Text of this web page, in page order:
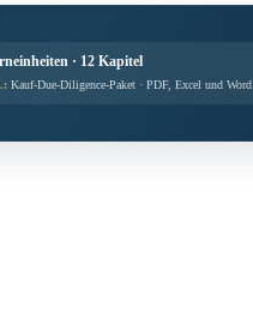
· 12 Kapitel
Kauf-Due-Diligence-Paket · PDF, Excel und Word